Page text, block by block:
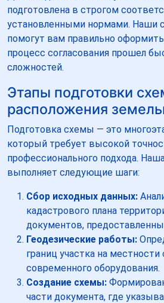
подготовлена в строгом
установленными нормами. Наши
помогут вам правильно
процесс согласования прошел
сложностей.
Этапы подготовки
расположения
Подготовка схемы — это
который требует высокой
профессионального подхода.
выполняет следующие шаги:
Сбор исходных данных:
кадастрового плана
документов,
Геодезические работы:
границ участка на
современного оборудования.
Создание схемы:
части документа, где